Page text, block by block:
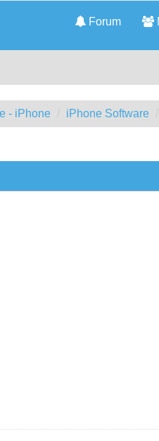
Forum
- iPhone iPhone Software